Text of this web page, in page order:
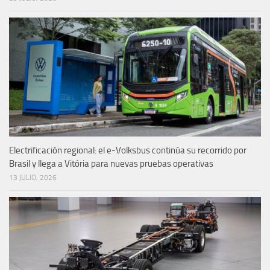
Electrificación regional: el e-Volksbus continúa su recorrido por
Brasil y llega a Vitória para nuevas pruebas operativas
13 JULIO, 2026